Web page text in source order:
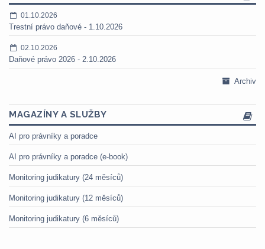
01.10.2026
Trestní právo daňové - 1.10.2026
02.10.2026
Daňové právo 2026 - 2.10.2026
Archiv
MAGAZÍNY A SLUŽBY
AI pro právníky a poradce
AI pro právníky a poradce (e-book)
Monitoring judikatury (24 měsíců)
Monitoring judikatury (12 měsíců)
Monitoring judikatury (6 měsíců)